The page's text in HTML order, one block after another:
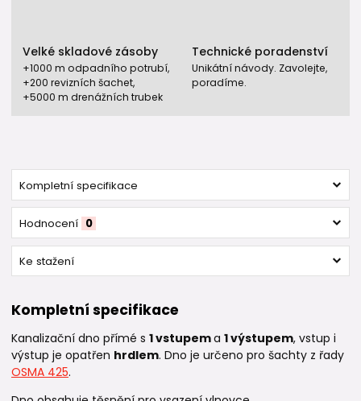
Velké skladové zásoby
+1000 m odpadního potrubí,
+200 revizních šachet,
+5000 m drenážních trubek
Technické poradenství
Unikátní návody. Zavolejte,
poradíme.
Kompletní specifikace
Hodnocení 0
Ke stažení
Kompletní specifikace
Kanalizační dno přímé s 1vstupema 1 výstupem, vstup i
výstup je opatřen hrdlem. Dno je určeno pro šachty z řady
OSMA 425.